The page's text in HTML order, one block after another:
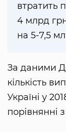
втратить
4 млрд
на 5-7,5
За даними
кількість
Україні у
порівнянні